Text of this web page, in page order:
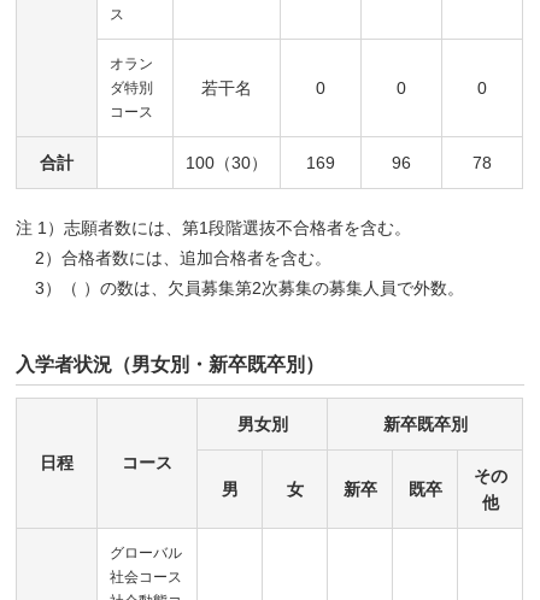
ス
オラン
ダ特別
コース
若干名 0 0 0
合計 100（30） 169 96 78
注 1）志願者数には、第1段階選抜不合格者を含む。
2）合格者数には、追加合格者を含む。
3）（ ）の数は、欠員募集第2次募集の募集人員で外数。
入学者状況（男女別・新卒既卒別）
日程 コース
男女別 新卒既卒別
男 女 新卒 既卒
その
他
グローバル
社会コース